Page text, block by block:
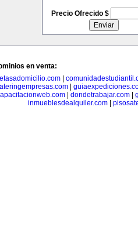
Precio Ofrecido $
en venta:
|
dondetrabajar.com
inmueblesdealquiler.com